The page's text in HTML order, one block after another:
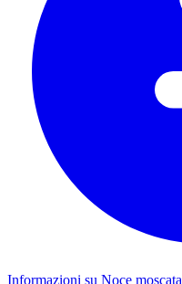
Informazioni su Noce moscata